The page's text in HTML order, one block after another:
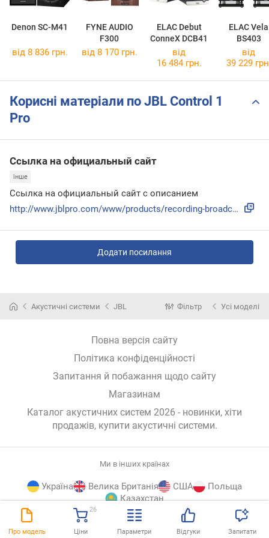
Про модель Ціни
26
Параметри Відгуки Запитати
Denon SC-M41
FYNE AUDIO
F300
ELAC Debut
ConneX DCB41
ELAC Vela
BS403
від 8 836 грн. від 8 170 грн.
від
16 484 грн.
від
39 229
Корисні матеріали по JBL Control 1
Pro
Ссылка на официальный сайт
інше
Ссылка на официальный сайт с описанием
http://www.jblpro.com/www/products/recording-broadcast/cont...
Додати посилання
Акустичні системи JBL Фільтр Усі моделі
Повна версія сайту
Політика конфіденційності
Запитання й побажання щодо сайту
Магазинам
Каталог акустичних систем 2026 - новинки, хіти
продажів, купити акустичні системи.
Ми в інших країнах
Україна Велика Британія США
Польща
Казахстан
© E-Katalog, 2026 ВГОРУ